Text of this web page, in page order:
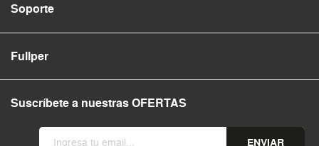
Soporte
Fullper
Suscríbete a nuestras OFERTAS
ENVIAR